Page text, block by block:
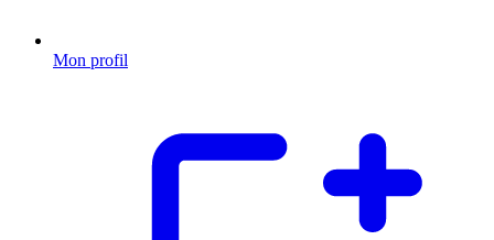
Mon profil